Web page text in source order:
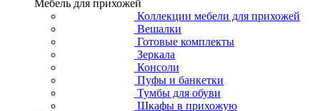
Мебель для прихожей
Коллекции мебели для прихожей
Вешалки
Готовые комплекты
Зеркала
Консоли
Пуфы и банкетки
Тумбы для обуви
Шкафы в прихожую